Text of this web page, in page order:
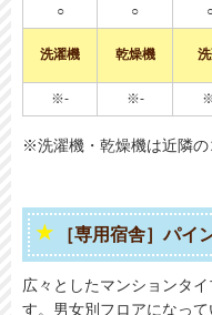
○ ○
洗濯機 乾燥機
※- ※-
※洗濯機・乾燥機は近隣の
［専用宿舎］パイ
広々としたマンションタ
す。男女別フロアになっ